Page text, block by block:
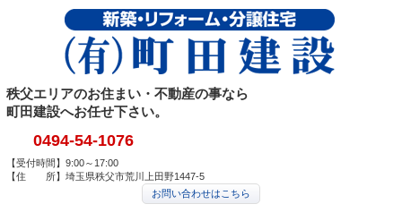
秩父エリアのお住まい・不動産の事なら
町田建設へお任せ下さい。
0494-54-1076
【受付時間】9:00～17:00
【住 所】埼玉県秩父市荒川上田野1447-5
お問い合わせはこちら